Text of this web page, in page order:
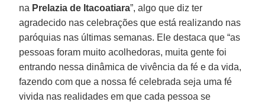
na Prelazia de Itacoatiara”, algo que diz ter
agradecido nas celebrações que está realizando nas
paróquias nas últimas semanas. Ele destaca que “as
pessoas foram muito acolhedoras, muita gente foi
entrando nessa dinâmica de vivência da fé e da vida,
fazendo com que a nossa fé celebrada seja uma fé
vivida nas realidades em que cada pessoa se